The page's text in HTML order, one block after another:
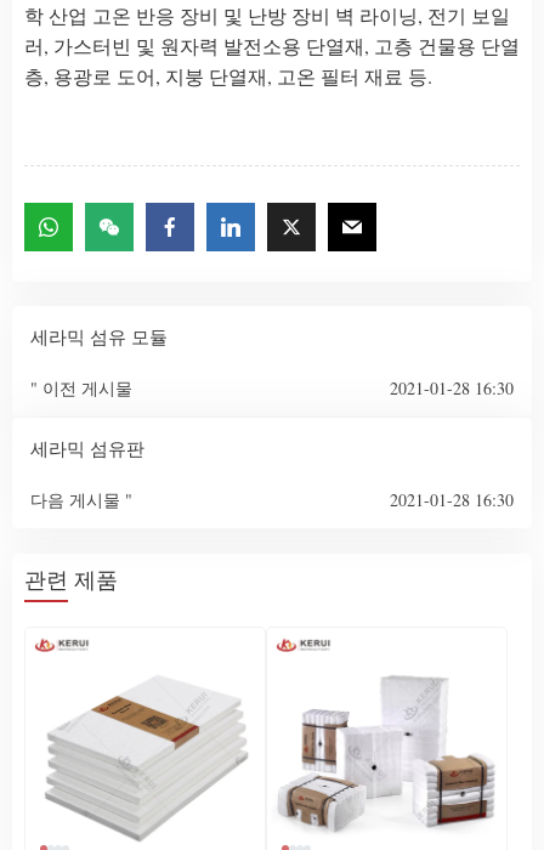
학 산업 고온 반응 장비 및 난방 장비 벽 라이닝, 전기 보일
러, 가스터빈 및 원자력 발전소용 단열재, 고층 건물용 단열
층, 용광로 도어, 지붕 단열재, 고온 필터 재료 등.
세라믹 섬유 모듈
" 이전 게시물 2021-01-28 16:30
세라믹 섬유판
다음 게시물 " 2021-01-28 16:30
관련 제품